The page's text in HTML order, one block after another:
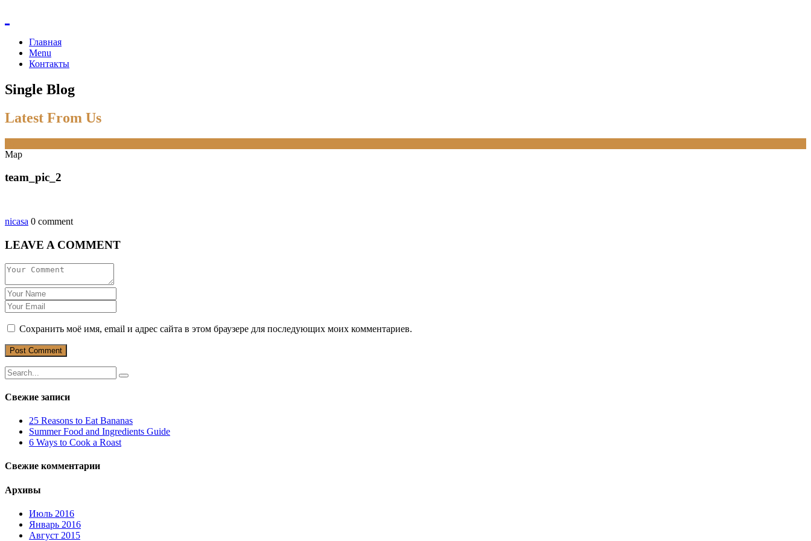
Главная
Menu
Контакты
Single Blog
Latest From Us
Мар
team_pic_2
nicasa 0 comment
LEAVE A COMMENT
Сохранить моё имя, email и адрес сайта в этом браузере для последующих моих комментариев.
Свежие записи
25 Reasons to Eat Bananas
Summer Food and Ingredients Guide
6 Ways to Cook a Roast
Свежие комментарии
Архивы
Июль 2016
Январь 2016
Август 2015